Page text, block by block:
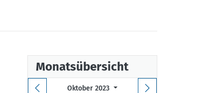
Monatsübersicht
Oktober 2023